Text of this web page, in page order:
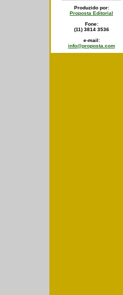
Produzido por:
Proposta Editorial
Fone:
(11) 3814 3536
e-mail:
info@proposta.com